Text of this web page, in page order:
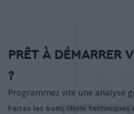
PRÊT À DÉMARRER
?
Programmez vite une analyse
Faites les bons choix techniques